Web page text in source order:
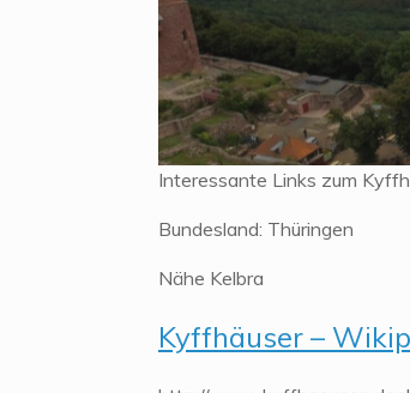
Interessante Links zum
Bundesland: Thüringen
Nähe Kelbra
Kyffhäuser –